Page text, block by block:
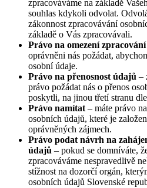
zpracováváme na základě
souhlas kdykoli odvolat.
zákonnost zpracovávání
základě o Vás zpracovávali.
Právo na omezení zpracování
oprávněni nás požádat,
osobní údaje.
Právo na přenosnost údajů –
právo požádat nás o přenos
poskytli, na jinou třetí stranu
Právo namítat – máte právo
osobních údajů, které je
oprávněných zájmech.
Právo podat návrh na
údajů – pokud se domníváte,
zpracováváme nespravedlivě
stížnost na dozorčí orgán,
osobních údajů Slovenské